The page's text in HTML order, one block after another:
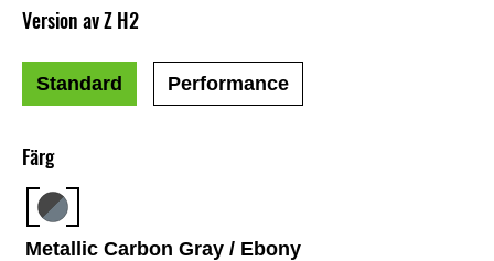
Färg
Metallic Carbon Gray / Ebony
Version av Z H2
Standard Performance